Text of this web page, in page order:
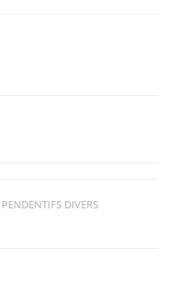
PENDENTIFS DIVERS